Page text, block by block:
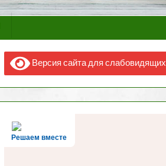
Версия сайта для слабовидящих
Решаем вместе